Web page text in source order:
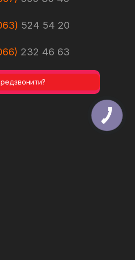
524 54 20
232 46 63